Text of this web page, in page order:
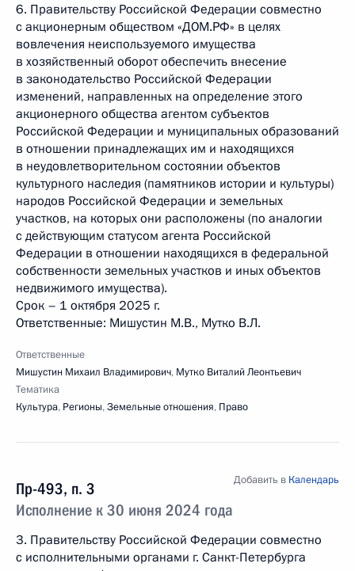
6. Правительству Российской Федерации совместно
с акционерным обществом «ДОМ.РФ» в целях
вовлечения неиспользуемого имущества
в хозяйственный оборот обеспечить внесение
в законодательство Российской Федерации
изменений, направленных на определение этого
акционерного общества агентом субъектов
Российской Федерации и муниципальных образований
в отношении принадлежащих им и находящихся
в неудовлетворительном состоянии объектов
культурного наследия (памятников истории и культуры)
народов Российской Федерации и земельных
участков, на которых они расположены (по аналогии
с действующим статусом агента Российской
Федерации в отношении находящихся в федеральной
собственности земельных участков и иных объектов
недвижимого имущества).
Срок – 1 октября 2025 г.
Ответственные: Мишустин М.В., Мутко B.Л.
Ответственные
Мишустин Михаил Владимирович, Мутко Виталий Леонтьевич
Тематика
Культура, Регионы,Земельные отношения, Право
Пр-493, п. 3
Исполнение к 30 июня 2024 года
Добавить в Календарь
3. Правительству Российской Федерации совместно
с исполнительными органами г. Санкт-Петербурга